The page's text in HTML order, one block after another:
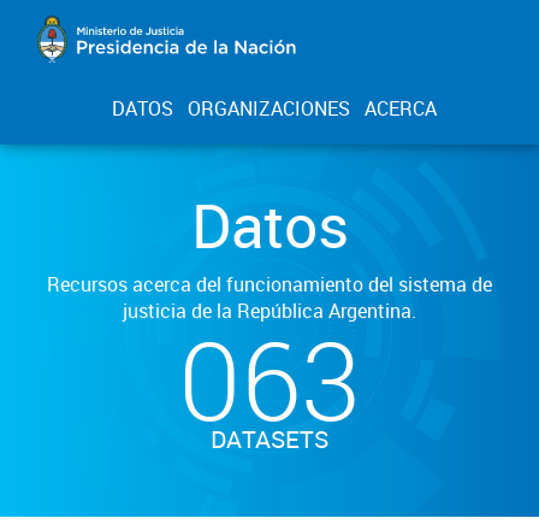
DATOS ORGANIZACIONES ACERCA
Datos
Recursos acerca del funcionamiento del sistema de
justicia de la República Argentina.
063
DATASETS